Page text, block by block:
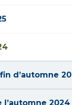
d’automne
l’automne 2024